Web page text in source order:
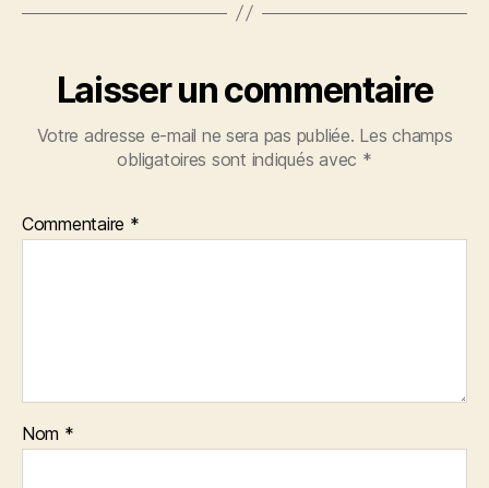
Laisser un commentaire
Votre adresse e-mail ne sera pas publiée. Les champs
obligatoires sont indiqués avec *
Commentaire *
Nom *